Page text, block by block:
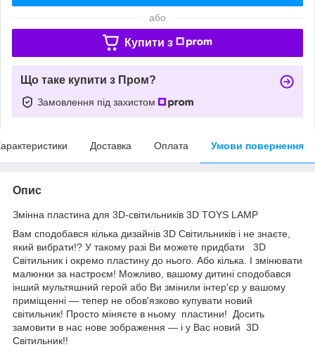
або
Купити з
Що таке купити з Пром?
Замовлення під захистом
Доставка Оплата Умови повернення
Опис
Змінна пластина для 3D-світильників 3D TOYS LAMP
Вам сподобався кілька дизайнів 3D Світильників і не знаєте,
який вибрати!? У такому разі Ви можете придбати 3D
Світильник і окремо пластину до нього. Або кілька. І змінювати
малюнки за настроєм! Можливо, вашому дитині сподобався
інший мультяшний герой або Ви змінили інтер'єр у вашому
приміщенні — тепер не обов'язково купувати новий
світильник! Просто міняєте в ньому пластини! Досить
замовити в нас нове зображення — і у Вас новий 3D
Світильник!!